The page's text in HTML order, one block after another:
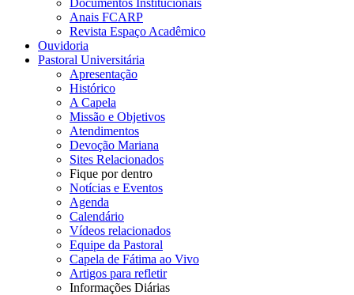
Documentos Institucionais
Anais FCARP
Revista Espaço Acadêmico
Ouvidoria
Pastoral Universitária
Apresentação
Histórico
A Capela
Missão e Objetivos
Atendimentos
Devoção Mariana
Sites Relacionados
Fique por dentro
Notícias e Eventos
Agenda
Calendário
Vídeos relacionados
Equipe da Pastoral
Capela de Fátima ao Vivo
Artigos para refletir
Informações Diárias